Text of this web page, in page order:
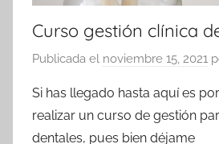
Curso gestión clínica
Publicada el noviembre 15, 2021
Si has llegado hasta aquí es
realizar un curso de gestión
dentales, pues bien déjame